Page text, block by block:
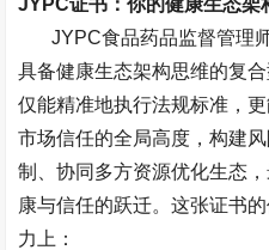
JYPC证书：你的健康生态架
JYPC食品药品监督管理
具备健康生态架构思维的复
仅能精准地执行法规标准，
市场信任的全局高度，构建
制、协同多方资源优化生态
康与信任的跃迁。这张证书
力上：